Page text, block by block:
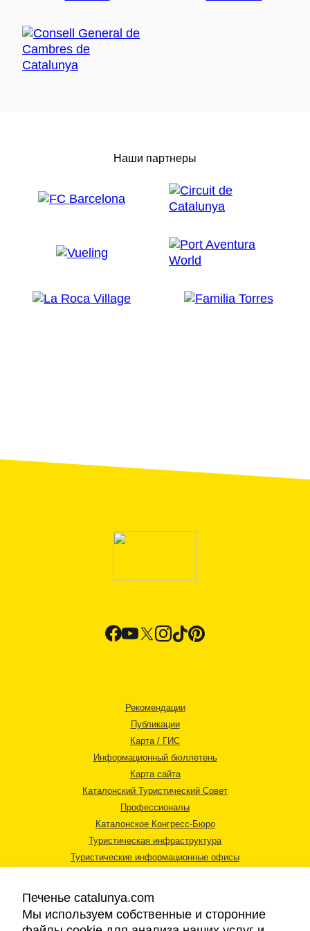
Наши партнеры
Рекомендации
Публикации
Карта / ГИС
Информационный бюллетень
Карта сайта
Каталонский Туристический Совет
Профессионалы
Каталонское Конгресс-Бюро
Туристическая инфраструктура
Туристические информационные офисы
Печенье catalunya.com
Мы используем собственные и сторонние